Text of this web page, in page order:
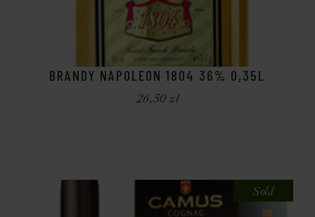
BRANDY NAPOLEON 1804 36% 0,35L
26,50zł
Sold